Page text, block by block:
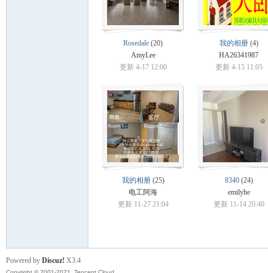
Rosedale (20)
AmyLee
更新 4-17 12:00
我的相册(4)
HA26341987
更新 4-15 11:05
我的相册(25)
电工阿海
更新 11-27 21:04
8340(24)
emilyhe
更新 11-14 20:40
Powered by Discuz! X3.4